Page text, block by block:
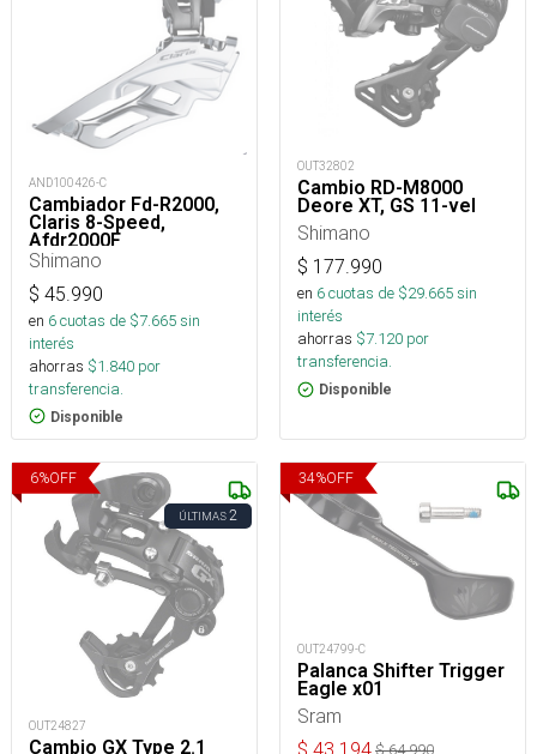
AND100426-C
Cambiador Fd-R2000,
Claris 8-Speed,
Afdr2000F
Shimano
$ 45.990
en 6cuotas de $7.665sin
interés
ahorras $1.840 por
transferencia.
Disponible
OUT32802
Cambio RD-M8000
Deore XT, GS 11-vel
Shimano
$ 177.990
en 6cuotas de $29.665sin
interés
ahorras $7.120 por
transferencia.
Disponible
6%OFF
ÚLTIMAS2
OUT24827
Cambio GX Type 2.1
34%OFF
OUT24799-C
Palanca Shifter Trigger
Eagle x01
Sram
$ 43.194 $64.990